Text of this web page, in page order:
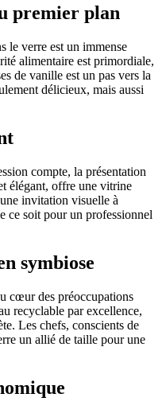
premier plan
le verre est un immense
alimentaire est primordiale,
de vanille est un pas vers la
délicieux, mais aussi
compte, la présentation
élégant, offre une vitrine
invitation visuelle à
ce soit pour un professionnel
symbiose
cœur des préoccupations
recyclable par excellence,
Les chefs, conscients de
un allié de taille pour une